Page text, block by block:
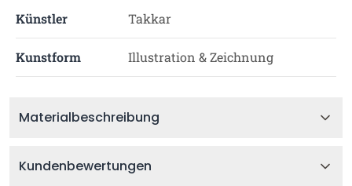
Künstler Takkar
Kunstform Illustration & Zeichnung
Materialbeschreibung
Kundenbewertungen